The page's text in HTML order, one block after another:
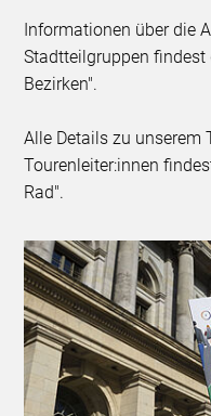
Informationen über die
Stadtteilgruppen
Bezirken".
Alle Details zu unserem
Tourenleiter:innen
Rad".